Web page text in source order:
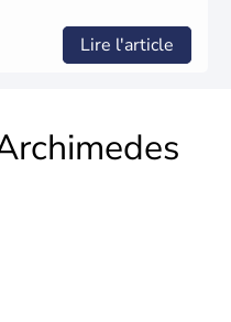
Lire l'article